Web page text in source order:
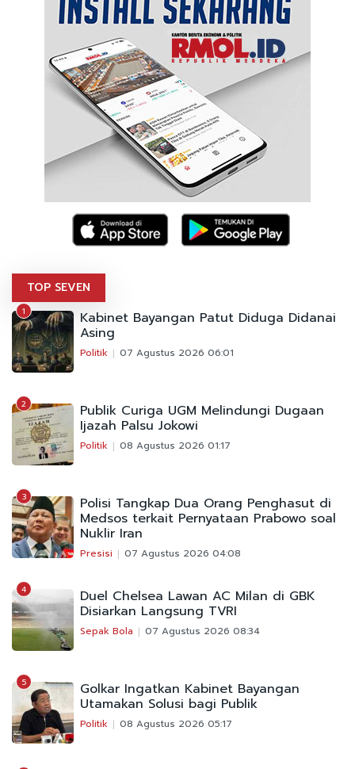
TOP SEVEN
1 Kabinet Bayangan Patut Diduga Didanai
Asing
Politik 07 Agustus 2026 06:01
2 Publik Curiga UGM Melindungi Dugaan
Ijazah Palsu Jokowi
Politik 08 Agustus 2026 01:17
3 Polisi Tangkap Dua Orang Penghasut di
Medsos terkait Pernyataan Prabowo soal
Nuklir Iran
Presisi 07 Agustus 2026 04:08
4 Duel Chelsea Lawan AC Milan di GBK
Disiarkan Langsung TVRI
Sepak Bola 07 Agustus 2026 08:34
5 Golkar Ingatkan Kabinet Bayangan
Utamakan Solusi bagi Publik
Politik 08 Agustus 2026 05:17